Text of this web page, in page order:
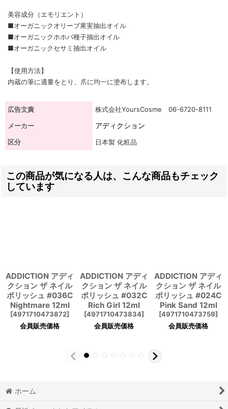
美容成分（エモリエント）
■オーガニックオリーブ果実抽出オイル
■オーガニックホホバ種子抽出オイル
■オーガニックセサミ抽出オイル
【使用方法】
内蔵の筆に適量をとり、爪に均一に塗布します。
広告文責
株式会社YoursCosme 06-6720-8111
メーカー
アディクション
区分 日本製 化粧品
この商品が気になる人は、こんな商品もチェック
しています
ADDICTION アディ
クション ザ ネイル
ポリッシュ #036C
Nightmare 12ml
[4971710473872]
会員販売価格
ADDICTION アディ
クション ザ ネイル
ポリッシュ #032C
Rich Girl 12ml
[4971710473834]
会員販売価格
ADDICTION アディ
クション ザ ネイル
ポリッシュ #024C
Pink Sand 12ml
[4971710473759]
会員販売価格
ホーム